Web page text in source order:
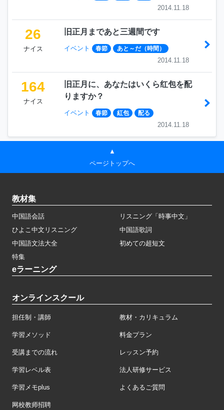
2014.11.18
26
ナイス
旧正月まであと三週間です
イベント 春節 あと～だ（時間）
2014.11.18
164
ナイス
旧正月に、あなたはいくら红包を配
りますか？
イベント 春節 紅包 配る
2014.11.18
▲
ページトップへ
教材集
中国語会話
リスニング「時事中文」
ひよこ中文リスニング
中国語歌詞
中国語文法大全
初めての超短文
特集
eラーニング
オンラインスクール
担任制・講師 教材・カリキュラム
学習メソッド 料金プラン
受講までの流れ レッスン予約
学習レベル表 法人研修サービス
学習メモplus よくあるご質問
网校教师招聘